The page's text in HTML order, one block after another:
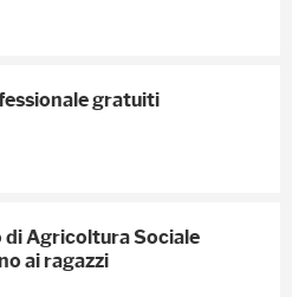
gratuiti
Agricoltura Sociale
ai ragazzi